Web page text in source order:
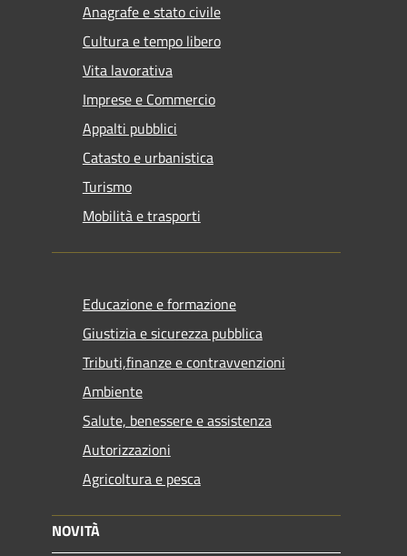
Anagrafe e stato civile
Cultura e tempo libero
Vita lavorativa
Imprese e Commercio
Appalti pubblici
Catasto e urbanistica
Turismo
Mobilità e trasporti
Educazione e formazione
Giustizia e sicurezza pubblica
Tributi,finanze e contravvenzioni
Ambiente
Salute, benessere e assistenza
Autorizzazioni
Agricoltura e pesca
NOVITÀ